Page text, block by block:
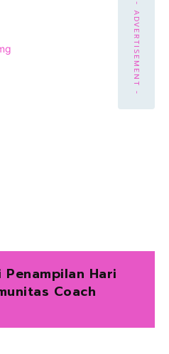
- ADVERTISEMENT -
Hari
Coach